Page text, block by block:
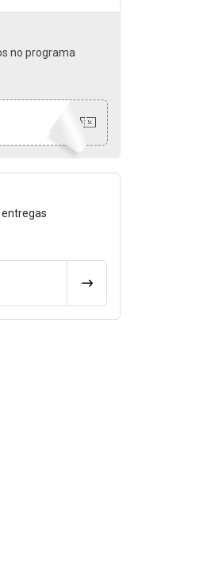
no programa
entregas
CALCULAR FRETE